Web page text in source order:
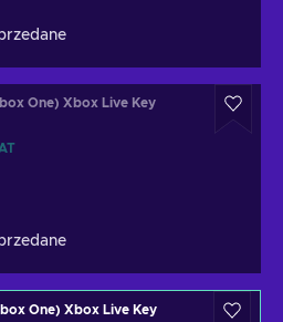
One) Xbox Live Key
One) Xbox Live Key